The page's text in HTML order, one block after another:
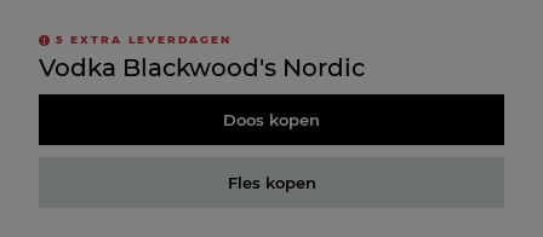
5 EXTRA LEVERDAGEN
Vodka Blackwood's Nordic
Doos kopen
Fles kopen